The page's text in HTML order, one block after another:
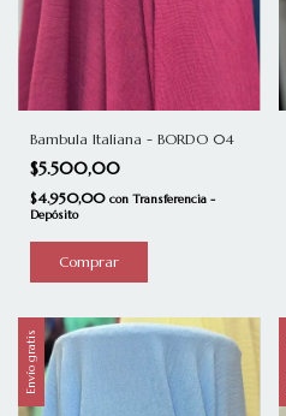
Bambula Italiana - BORDO 04
$5.500,00
$4.950,00 con Transferencia -
Depósito
Envío gratis